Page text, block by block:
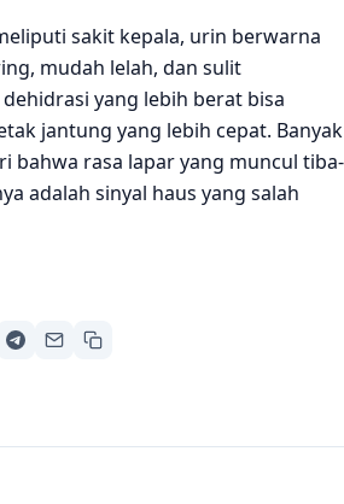
sakit kepala, urin berwarna
mudah lelah, dan sulit
yang lebih berat bisa
jantung yang lebih cepat. Banyak
bahwa rasa lapar yang muncul tiba-
adalah sinyal haus yang salah